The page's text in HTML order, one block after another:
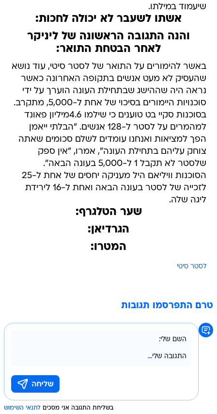
שיעמוד במילתו.
אשתו לשעבר לא יכולה לחכות:
והנה התגובה הראשונה של ליניקר
לאחר הבטחת התואר:
באשר להימורים על התואר של לסטר סיטי, עוד נושא
שהעסיק לא מעט אנשים בתקופה האחרונה כאשר
נראה היה שההישג שבתחילת העונה הוערך על ידי
סוכנויות היימורים בסיכוי של אחת ל-5,000, מתקרב.
בסוכנות סקיי בט טוענים כי שילמו 4.6מיליון פאונד
למהמרים על לסטר ל-128 אנשים. "הבלתי ייאמן
הפך למציאות ואנחנו עומדים לשלם סכומים שאתה
צוחק עליהם בתחילת העונה", אמרו, "אין ספק
שלסטר לא תקבל 1 ל-5,000 בעונה הבאה".
הסוכנות וויליאם היל מעניקה יחסים של אחת ל-25
לזכייה של לסטר בעונה הבאה ואחת ל-16 לירידת
ליגה שלה.
שער הטלגרף:
הגרדיאן:
המטרו:
לסטר סיטי
טרם התפרסמו תגובות
בשליחת התגובה אני מסכים לתנאי השימוש